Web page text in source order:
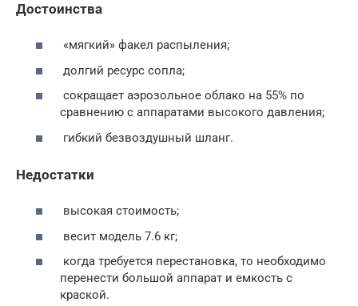
Достоинства
«мягкий» факел распыления;
долгий ресурс сопла;
сокращает аэрозольное облако на 55% по
сравнению с аппаратами высокого давления;
гибкий безвоздушный шланг.
Недостатки
высокая стоимость;
весит модель 7.6 кг;
когда требуется перестановка, то необходимо
перенести большой аппарат и емкость с
краской.